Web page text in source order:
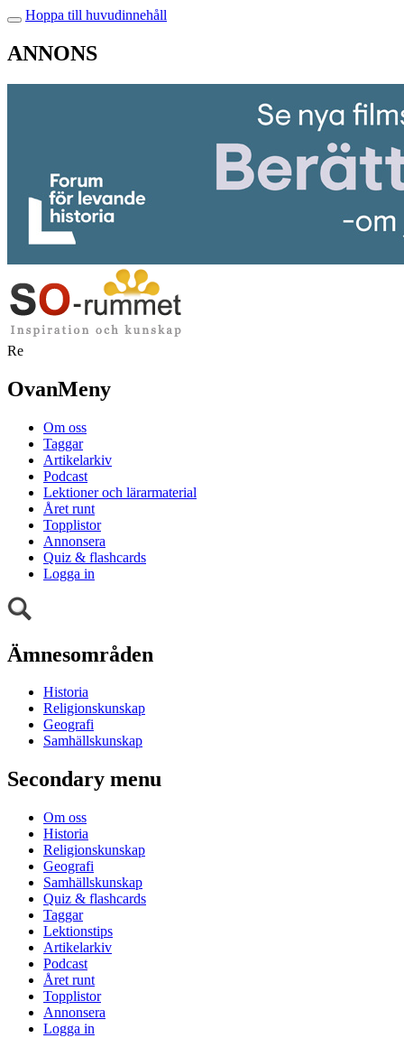
Hoppa till huvudinnehåll
ANNONS
Re
OvanMeny
Om oss
Taggar
Artikelarkiv
Podcast
Lektioner och lärarmaterial
Året runt
Topplistor
Annonsera
Quiz & flashcards
Logga in
Ämnesområden
Historia
Religionskunskap
Geografi
Samhällskunskap
Secondary menu
Om oss
Historia
Religionskunskap
Geografi
Samhällskunskap
Quiz & flashcards
Taggar
Lektionstips
Artikelarkiv
Podcast
Året runt
Topplistor
Annonsera
Logga in